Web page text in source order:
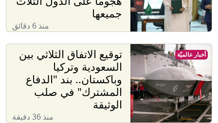
جميعها
منذ 6 دقائق
توقيع الاتفاق الثلاثي بين
السعودية وتركيا
وباكستان.. بند "الدفاع
المشترك" في صلب
الوثيقة
منذ 36 دقيقة
أخبار عالميّة